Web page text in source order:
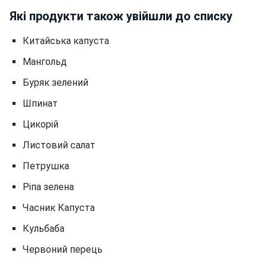
Які продукти також увійшли до списку
Китайська капуста
Мангольд
Буряк зелений
Шпинат
Цикорій
Листовий салат
Петрушка
Ріпа зелена
Часник Капуста
Кульбаба
Червоний перець